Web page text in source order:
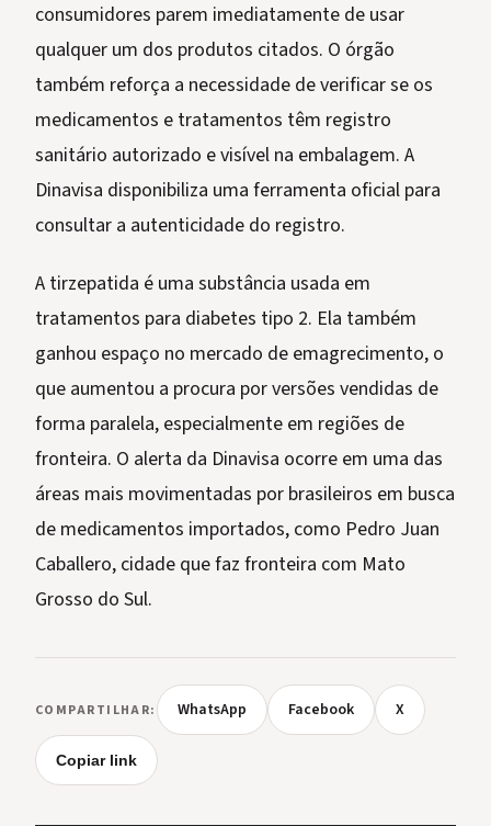
consumidores parem imediatamente de usar
qualquer um dos produtos citados. O órgão
também reforça a necessidade de verificar se os
medicamentos e tratamentos têm registro
sanitário autorizado e visível na embalagem. A
Dinavisa disponibiliza uma ferramenta oficial para
consultar a autenticidade do registro.
A tirzepatida é uma substância usada em
tratamentos para diabetes tipo 2. Ela também
ganhou espaço no mercado de emagrecimento, o
que aumentou a procura por versões vendidas de
forma paralela, especialmente em regiões de
fronteira. O alerta da Dinavisa ocorre em uma das
áreas mais movimentadas por brasileiros em busca
de medicamentos importados, como Pedro Juan
Caballero, cidade que faz fronteira com Mato
Grosso do Sul.
COMPARTILHAR: WhatsApp Facebook X
Copiar link